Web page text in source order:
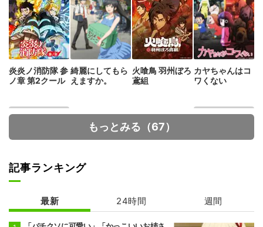
炎炎ノ消防隊 参
ノ章 第2クール
綺麗にしてもら
えますか。
火喰鳥 羽州ぼろ
鳶組
カヤちゃんはコ
ワくない
拷問バイトくん
の日常
ハイスクール！
奇面組
もっとみる（67）
記事ランキング
最新 24時間 週間